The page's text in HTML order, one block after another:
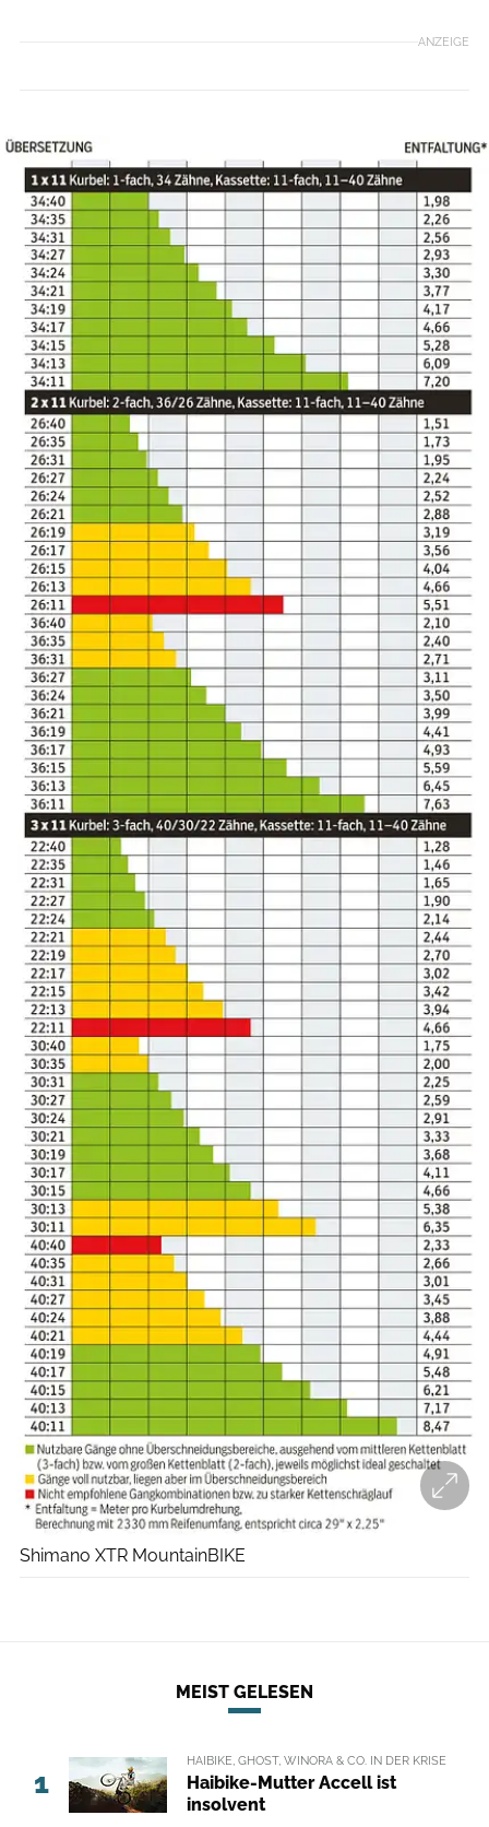
ANZEIGE
Shimano XTR MountainBIKE
MEIST GELESEN
1
HAIBIKE, GHOST, WINORA & CO. IN DER KRISE
Haibike-Mutter Accell ist
insolvent